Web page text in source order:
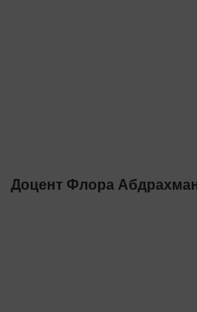
Доцент Флора